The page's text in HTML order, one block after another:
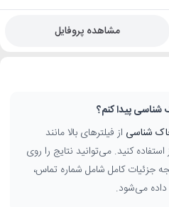
مشاهده پروفایل
شناسی پیدا کنم؟
شناسی از فیلترهای بالا مانند
کنید. می‌توانید نتایج را روی
جزئیات کامل شامل شماره تماس،
می‌شود.